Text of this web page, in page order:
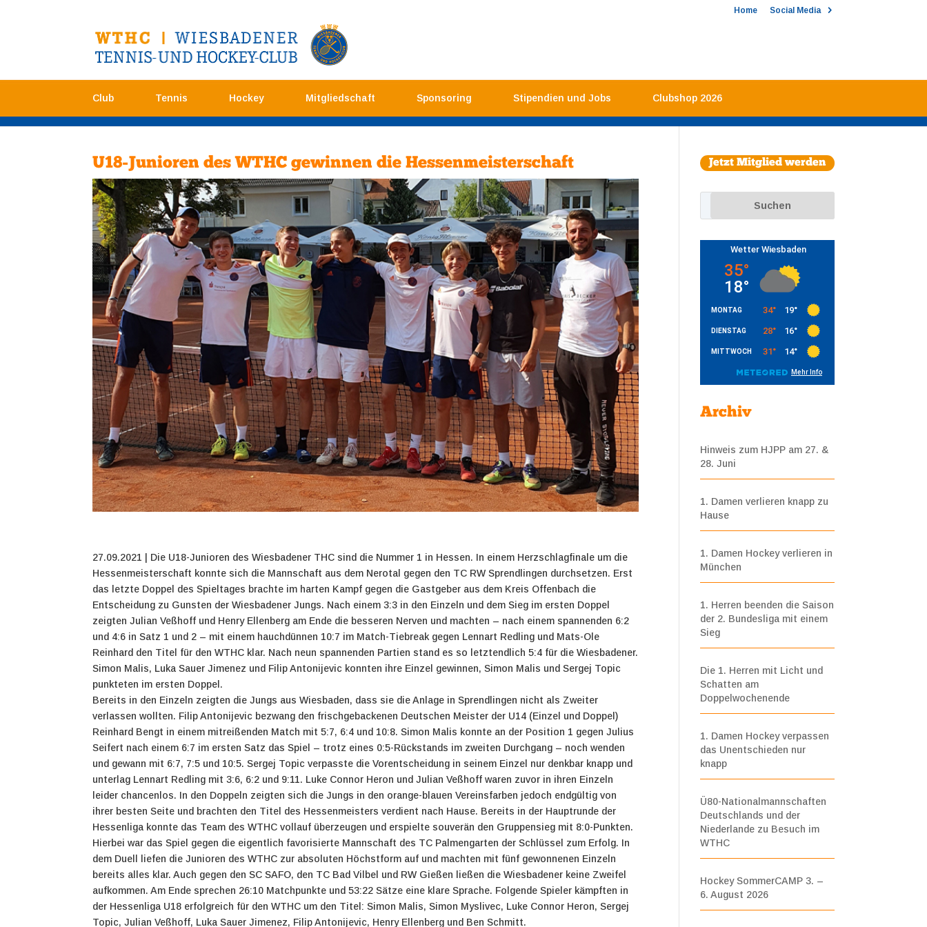
Home Social Media
Club Tennis Hockey Mitgliedschaft Sponsoring Stipendien und Jobs Clubshop 2026
U18-Junioren des WTHC gewinnen die Hessenmeisterschaft
27.09.2021 | Die U18-Junioren des Wiesbadener THC sind die Nummer 1 in Hessen. In einem Herzschlagfinale um die
Hessenmeisterschaft konnte sich die Mannschaft aus dem Nerotal gegen den TC RW Sprendlingen durchsetzen. Erst
das letzte Doppel des Spieltages brachte im harten Kampf gegen die Gastgeber aus dem Kreis Offenbach die
Entscheidung zu Gunsten der Wiesbadener Jungs. Nach einem 3:3 in den Einzeln und dem Sieg im ersten Doppel
zeigten Julian Veßhoff und Henry Ellenberg am Ende die besseren Nerven und machten – nach einem spannenden 6:2
und 4:6 in Satz 1 und 2 – mit einem hauchdünnen 10:7 im Match-Tiebreak gegen Lennart Redling und Mats-Ole
Reinhard den Titel für den WTHC klar. Nach neun spannenden Partien stand es so letztendlich 5:4 für die Wiesbadener.
Simon Malis, Luka Sauer Jimenez und Filip Antonijevic konnten ihre Einzel gewinnen, Simon Malis und Sergej Topic
punkteten im ersten Doppel.
Bereits in den Einzeln zeigten die Jungs aus Wiesbaden, dass sie die Anlage in Sprendlingen nicht als Zweiter
verlassen wollten. Filip Antonijevic bezwang den frischgebackenen Deutschen Meister der U14 (Einzel und Doppel)
Reinhard Bengt in einem mitreißenden Match mit 5:7, 6:4 und 10:8. Simon Malis konnte an der Position 1 gegen Julius
Seifert nach einem 6:7 im ersten Satz das Spiel – trotz eines 0:5-Rückstands im zweiten Durchgang – noch wenden
und gewann mit 6:7, 7:5 und 10:5. Sergej Topic verpasste die Vorentscheidung in seinem Einzel nur denkbar knapp und
unterlag Lennart Redling mit 3:6, 6:2 und 9:11. Luke Connor Heron und Julian Veßhoff waren zuvor in ihren Einzeln
leider chancenlos. In den Doppeln zeigten sich die Jungs in den orange-blauen Vereinsfarben jedoch endgültig von
ihrer besten Seite und brachten den Titel des Hessenmeisters verdient nach Hause. Bereits in der Hauptrunde der
Hessenliga konnte das Team des WTHC vollauf überzeugen und erspielte souverän den Gruppensieg mit 8:0-Punkten.
Hierbei war das Spiel gegen die eigentlich favorisierte Mannschaft des TC Palmengarten der Schlüssel zum Erfolg. In
dem Duell liefen die Junioren des WTHC zur absoluten Höchstform auf und machten mit fünf gewonnenen Einzeln
bereits alles klar. Auch gegen den SC SAFO, den TC Bad Vilbel und RW Gießen ließen die Wiesbadener keine Zweifel
aufkommen. Am Ende sprechen 26:10 Matchpunkte und 53:22 Sätze eine klare Sprache. Folgende Spieler kämpften in
der Hessenliga U18 erfolgreich für den WTHC um den Titel: Simon Malis, Simon Myslivec, Luke Connor Heron, Sergej
Topic, Julian Veßhoff, Luka Sauer Jimenez, Filip Antonijevic, Henry Ellenberg und Ben Schmitt.
Jetzt Mitglied werden
Archiv
Hinweis zum HJPP am 27. &
28. Juni
1. Damen verlieren knapp zu
Hause
1. Damen Hockey verlieren in
München
1. Herren beenden die Saison
der 2. Bundesliga mit einem
Sieg
Die 1. Herren mit Licht und
Schatten am
Doppelwochenende
1. Damen Hockey verpassen
das Unentschieden nur
knapp
Ü80-Nationalmannschaften
Deutschlands und der
Niederlande zu Besuch im
WTHC
Hockey SommerCAMP 3. –
6. August 2026